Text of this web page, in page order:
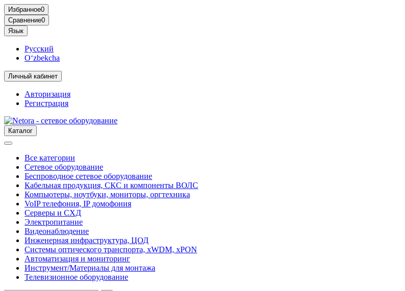
Избранное0
Сравнение0
Язык
Русский
O‘zbekcha
Личный кабинет
Авторизация
Регистрация
Каталог
Все категории
Сетевое оборудование
Беспроводное сетевое оборудование
Кабельная продукция, СКС и компоненты ВОЛС
Компьютеры, ноутбуки, мониторы, оргтехника
VoIP телефония, IP домофония
Серверы и СХД
Электропитание
Видеонаблюдение
Инженерная инфраструктура, ЦОД
Системы оптического транспорта, xWDM, xPON
Автоматизация и мониторинг
Инструмент/Материалы для монтажа
Телевизионное оборудование